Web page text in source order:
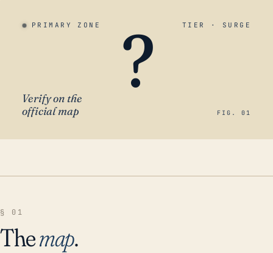
PRIMARY ZONE TIER · SURGE
?
Verify on the
official map
FIG. 01
§ 01
Themap.